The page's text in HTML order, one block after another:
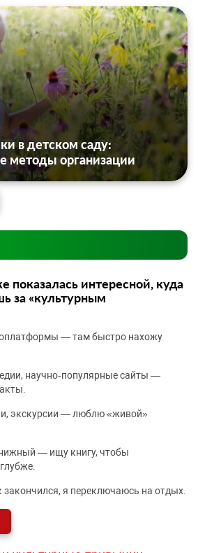
в детском саду:
методы организации
показалась интересной, куда
за «культурным
— там быстро нахожу
научно‑популярные сайты —
экскурсии — люблю «живой»
— ищу книгу, чтобы
я переключаюсь на отдых.